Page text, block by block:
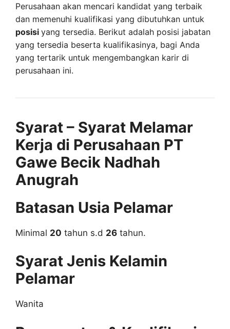
Perusahaan akan mencari kandidat yang terbaik
dan memenuhi kualifikasi yang dibutuhkan untuk
posisi yang tersedia. Berikut adalah posisi jabatan
yang tersedia beserta kualifikasinya, bagi Anda
yang tertarik untuk mengembangkan karir di
perusahaan ini.
Syarat – Syarat Melamar
Kerja di Perusahaan PT
Gawe Becik Nadhah
Anugrah
Batasan Usia Pelamar
Minimal 20 tahun s.d 26 tahun.
Syarat Jenis Kelamin
Pelamar
Wanita